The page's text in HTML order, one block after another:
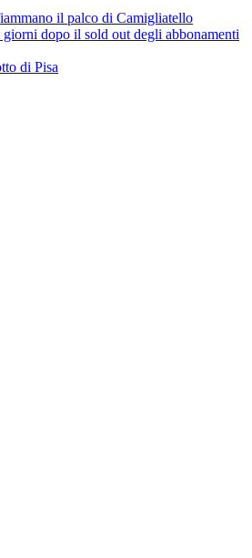
il palco di Camigliatello
dopo il sold out degli abbonamenti
di Pisa